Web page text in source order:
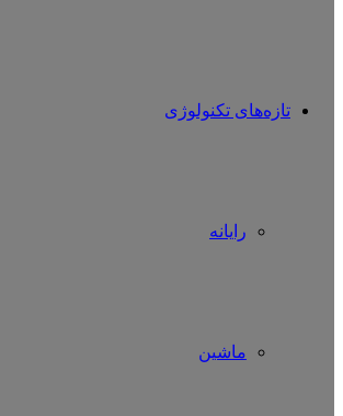
تازه‌های تکنولوژی
رایانه
ماشین